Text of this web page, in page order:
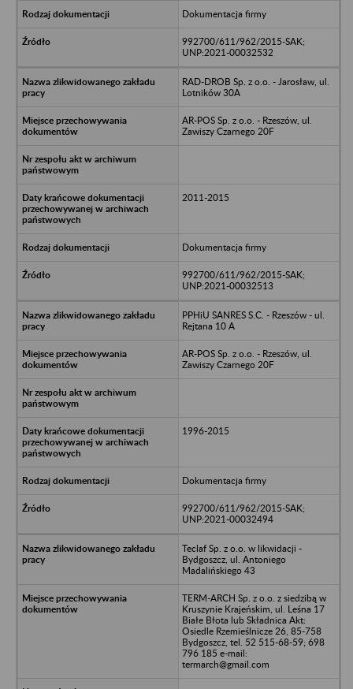
Dokumentacja firmy
992700/611/962/2015-SAK;
UNP:2021-00032532
RAD-DROB Sp. z o.o. - Jarosław, ul.
Lotników 30A
AR-POS Sp. z o.o. - Rzeszów, ul.
Zawiszy Czarnego 20F
2011-2015
Dokumentacja firmy
992700/611/962/2015-SAK;
UNP:2021-00032513
PPHiU SANRES S.C. - Rzeszów - ul.
Rejtana 10 A
AR-POS Sp. z o.o. - Rzeszów, ul.
Zawiszy Czarnego 20F
1996-2015
Dokumentacja firmy
992700/611/962/2015-SAK;
UNP:2021-00032494
Teclaf Sp. z o.o. w likwidacji -
Bydgoszcz, ul. Antoniego
Madalińskiego 43
TERM-ARCH Sp. z o.o. z siedzibą w
Kruszynie Krajeńskim, ul. Leśna 17
Białe Błota lub Składnica Akt:
Osiedle Rzemieślnicze 26, 85-758
Bydgoszcz, tel. 52 515-68-59; 698
796 185 e-mail:
termarch@gmail.com